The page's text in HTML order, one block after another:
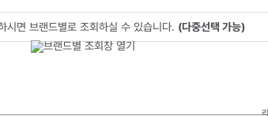
시면 브랜드별로 조회하실 수 있습니다. (다중선택 가능)